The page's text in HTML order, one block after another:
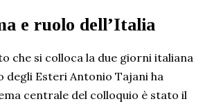
e ruolo dell’Italia
che si colloca la due giorni italiana
degli Esteri Antonio Tajani ha
centrale del colloquio è stato il